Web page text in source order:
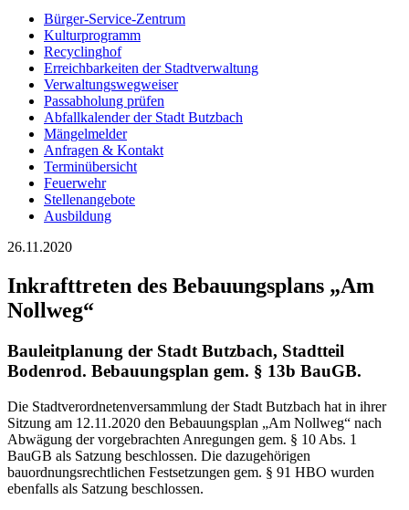
Bürger-Service-Zentrum
Kulturprogramm
Recyclinghof
Erreichbarkeiten der Stadtverwaltung
Verwaltungswegweiser
Passabholung prüfen
Abfallkalender der Stadt Butzbach
Mängelmelder
Anfragen & Kontakt
Terminübersicht
Feuerwehr
Stellenangebote
Ausbildung
26.11.2020
Inkrafttreten des Bebauungsplans „Am
Nollweg“
Bauleitplanung der Stadt Butzbach, Stadtteil
Bodenrod. Bebauungsplan gem. § 13b BauGB.
Die Stadtverordnetenversammlung der Stadt Butzbach hat in ihrer
Sitzung am 12.11.2020 den Bebauungsplan „Am Nollweg“ nach
Abwägung der vorgebrachten Anregungen gem. § 10 Abs. 1
BauGB als Satzung beschlossen. Die dazugehörigen
bauordnungsrechtlichen Festsetzungen gem. § 91 HBO wurden
ebenfalls als Satzung beschlossen.